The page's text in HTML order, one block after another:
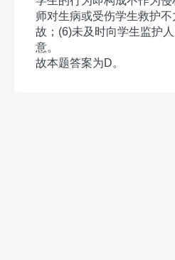
师对生病或受伤学生救护
故；(6)未及时向学生监护
意。
故本题答案为D。